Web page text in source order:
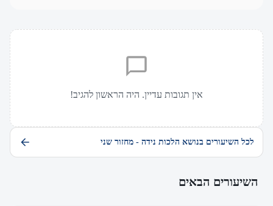
אין תגובות עדיין. היה הראשון להגיב!
לכל השיעורים בנושא הלכות נידה - מחזור שני
השיעורים הבאים